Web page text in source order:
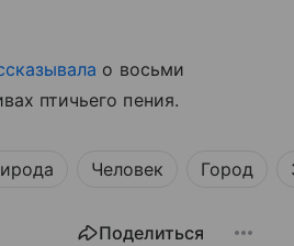
о восьми
птичьего пения.
Человек Город
Поделиться